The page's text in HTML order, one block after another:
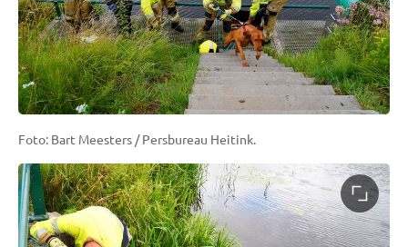
Foto: Bart Meesters / Persbureau Heitink.